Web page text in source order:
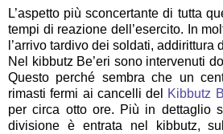
L’aspetto più sconcertante di tutta
tempi di reazione dell’esercito. In
l’arrivo tardivo dei soldati, addirittura
Nel kibbutz Be’eri sono intervenuti
Questo perché sembra che un
rimasti fermi ai cancelli del
Kibbutz
per circa otto ore. Più in dettaglio
divisione è entrata nel kibbutz,